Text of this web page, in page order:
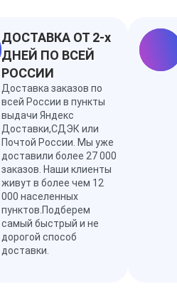
ДОСТАВКА ОТ 2-х
ДНЕЙ ПО ВСЕЙ
РОССИИ
Доставка заказов по
всей России в пункты
выдачи Яндекс
Доставки,СДЭК или
Почтой России. Мы уже
доставили более 27 000
заказов. Наши клиенты
живут в более чем 12
000 населенных
пунктов.Подберем
самый быстрый и не
дорогой способ
доставки.